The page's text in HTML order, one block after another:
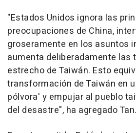
"Estados Unidos ignora las
preocupaciones de China,
groseramente en los asuntos
aumenta deliberadamente las
estrecho de Taiwán. Esto
transformación de Taiwán en
pólvora' y empujar al pueblo
del desastre", ha agregado Tan.